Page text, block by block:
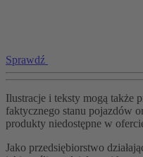
Sprawdź
Ilustracje i teksty mogą także
faktycznego stanu pojazdów
produkty niedostępne w
Jako przedsiębiorstwo